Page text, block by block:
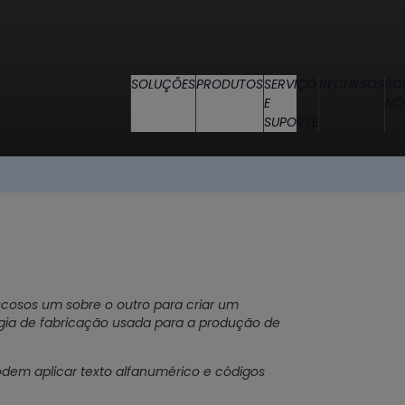
SOLUÇÕESPRODUTOSSERVIÇO
E
SUPORTE
um sobre o outro para criar um
de fabricação usada para a produção de
aplicar texto alfanumérico e códigos